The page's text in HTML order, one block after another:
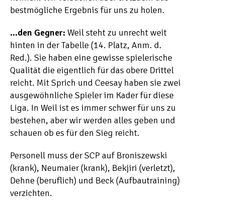
bestmögliche Ergebnis für uns zu holen.
…den Gegner: Weil steht zu unrecht weit
hinten in der Tabelle (14. Platz, Anm. d.
Red.). Sie haben eine gewisse spielerische
Qualität die eigentlich für das obere Drittel
reicht. Mit Sprich und Ceesay haben sie zwei
ausgewöhnliche Spieler im Kader für diese
Liga. In Weil ist es immer schwer für uns zu
bestehen, aber wir werden alles geben und
schauen ob es für den Sieg reicht.
Personell muss der SCP auf Broniszewski
(krank), Neumaier (krank), Bekjiri (verletzt),
Dehne (beruflich) und Beck (Aufbautraining)
verzichten.